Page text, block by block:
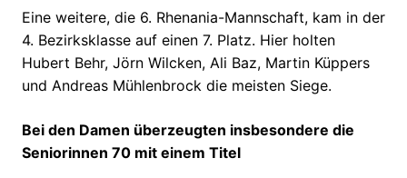
Eine weitere, die 6. Rhenania-Mannschaft, kam in der
4. Bezirksklasse auf einen 7. Platz. Hier holten
Hubert Behr, Jörn Wilcken, Ali Baz, Martin Küppers
und Andreas Mühlenbrock die meisten Siege.
Bei den Damen überzeugten insbesondere die
Seniorinnen 70 mit einem Titel